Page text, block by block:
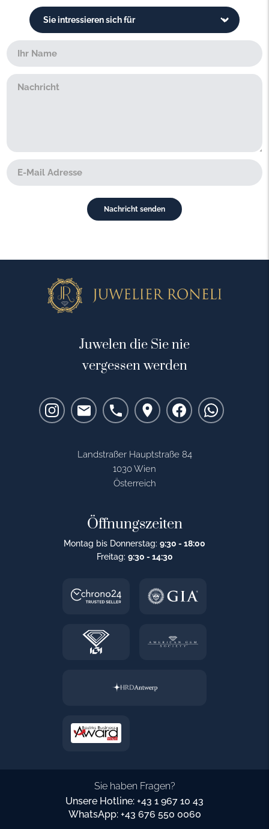
Juwelen die Sie nie
vergessen werden
Landstraßer Hauptstraße 84
1030 Wien
Österreich
Öffnungszeiten
Montag bis Donnerstag: 9:30 - 18:00
Freitag: 9:30 - 14:30
Sie haben Fragen?
Unsere Hotline: +43 1 967 10 43
WhatsApp: +43 676 550 0060